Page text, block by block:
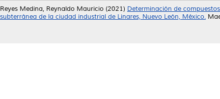
Reyes Medina, Reynaldo Mauricio (2021) Determinación de
subterránea de la ciudad industrial de Linares, Nuevo León, México.